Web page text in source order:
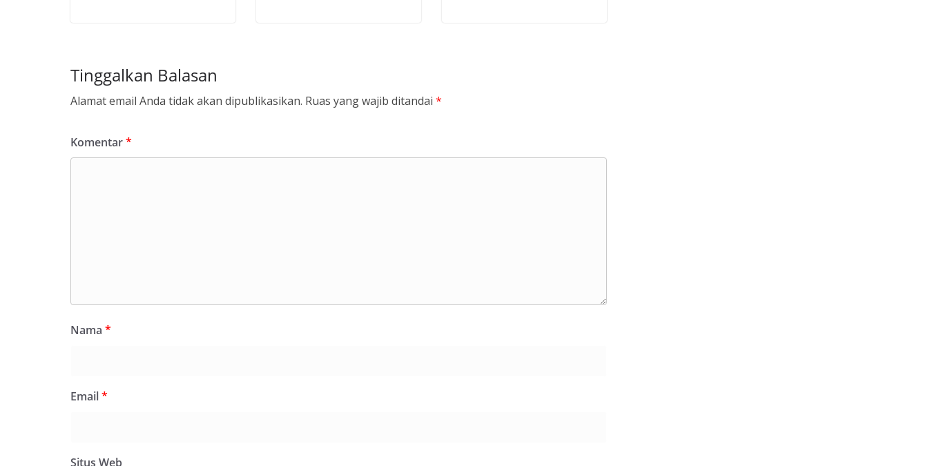
Tinggalkan Balasan
Alamat email Anda tidak akan dipublikasikan. Ruas yang wajib ditandai *
Komentar*
Nama *
Email*
Situs Web